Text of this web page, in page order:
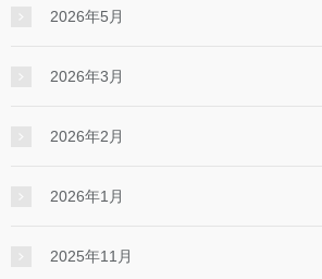
2026年5月
2026年3月
2026年2月
2026年1月
2025年11月